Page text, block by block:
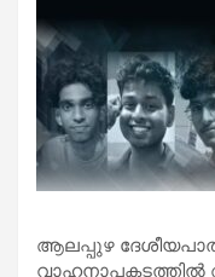
ആലപ്പുഴ